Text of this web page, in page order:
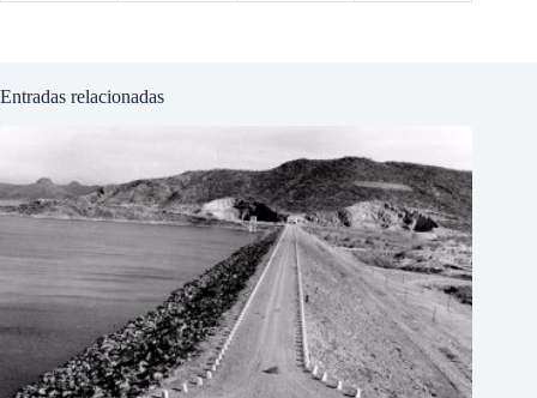
Entradas relacionadas